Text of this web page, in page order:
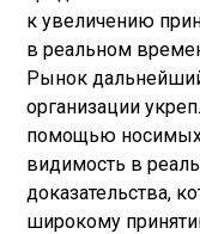
к увеличению
в реальном
Рынок
организации
помощью носимых
видимость в
доказательства,
широкому